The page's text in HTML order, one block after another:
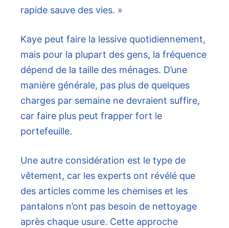
rapide sauve des vies. »
Kaye peut faire la lessive quotidiennement,
mais pour la plupart des gens, la fréquence
dépend de la taille des ménages. D’une
manière générale, pas plus de quelques
charges par semaine ne devraient suffire,
car faire plus peut frapper fort le
portefeuille.
Une autre considération est le type de
vêtement, car les experts ont révélé que
des articles comme les chemises et les
pantalons n’ont pas besoin de nettoyage
après chaque usure. Cette approche